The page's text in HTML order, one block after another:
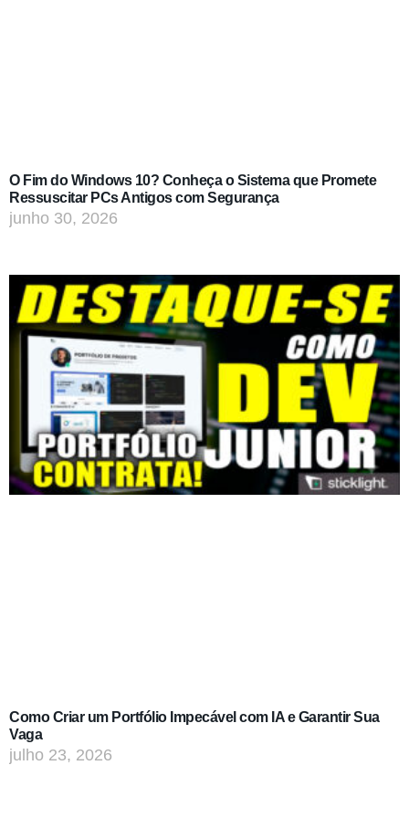
O Fim do Windows 10? Conheça o Sistema que Promete
Ressuscitar PCs Antigos com Segurança
junho 30, 2026
Como Criar um Portfólio Impecável com IA e Garantir Sua
Vaga
julho 23, 2026